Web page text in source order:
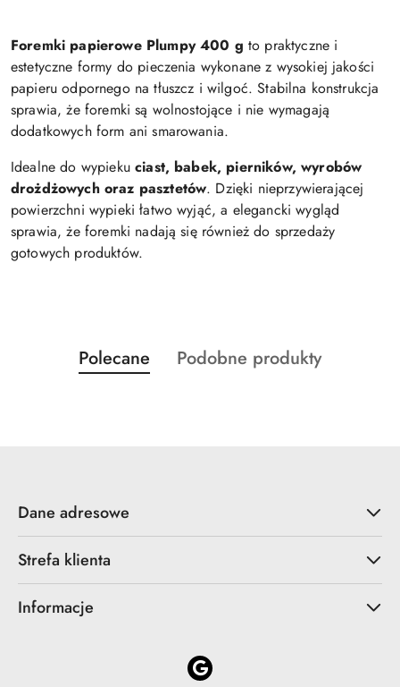
Foremki papierowe Plumpy 400 g to praktyczne i
estetyczne formy do pieczenia wykonane z wysokiej jakości
papieru odpornego na tłuszcz i wilgoć. Stabilna konstrukcja
sprawia, że foremki są wolnostojące i nie wymagają
dodatkowych form ani smarowania.
Idealne do wypiekuciast, babek, pierników, wyrobów
drożdżowych oraz pasztetów. Dzięki nieprzywierającej
powierzchni wypieki łatwo wyjąć, a elegancki wygląd
sprawia, że foremki nadają się również do sprzedaży
gotowych produktów.
Pomiń karuzelę produktów
Produkty
o
Polecane
Produkty
Podobne produkty
Dane adresowe
Strefa klienta
Informacje